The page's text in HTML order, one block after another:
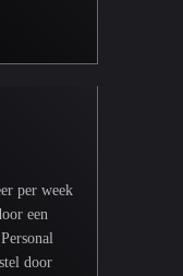
per week
een
door